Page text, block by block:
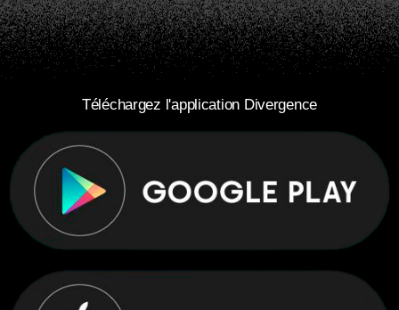
Téléchargez l'application Divergence